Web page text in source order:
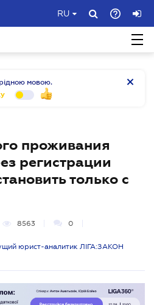
RU
мовою.
проживания
регистрации
только с
8563 0
юрист-аналитик ЛІГА:ЗАКОН